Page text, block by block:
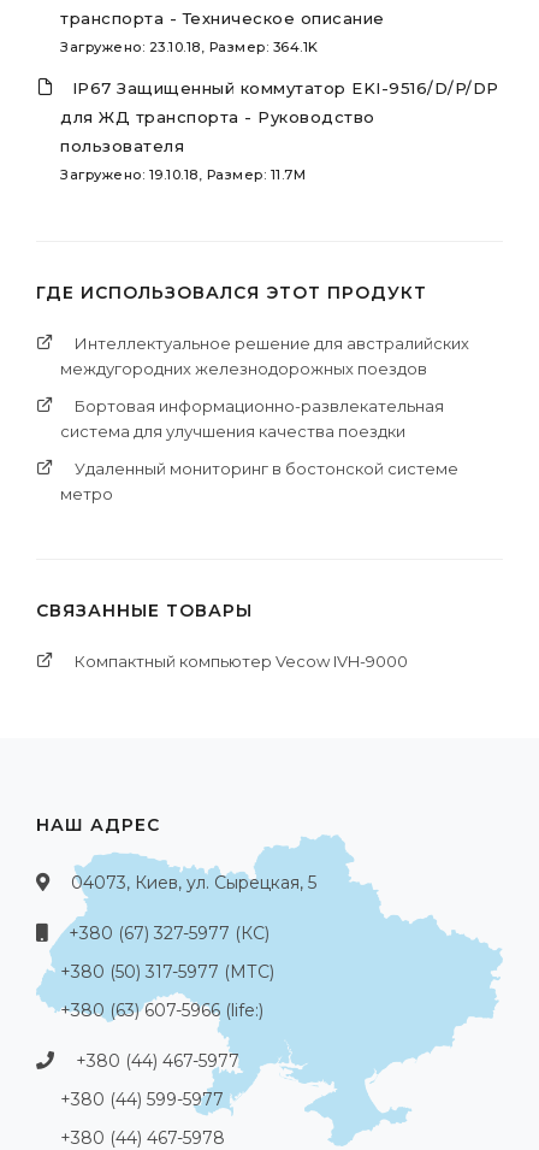
транспорта - Техническое описание
Загружено: 23.10.18, Размер: 364.1K
IP67 Защищенный коммутатор EKI-9516/D/P/DP
для ЖД транспорта - Руководство
пользователя
Загружено: 19.10.18, Размер: 11.7M
ГДЕ ИСПОЛЬЗОВАЛСЯ ЭТОТ ПРОДУКТ
Интеллектуальное решение для австралийских
междугородних железнодорожных поездов
Бортовая информационно-развлекательная
система для улучшения качества поездки
Удаленный мониторинг в бостонской системе
метро
СВЯЗАННЫЕ ТОВАРЫ
Компактный компьютер Vecow IVH-9000
НАШ АДРЕС
04073, Киев, ул. Сырецкая, 5
+380 (67) 327-5977 (КС)
+380 (50) 317-5977 (МТС)
+380 (63) 607-5966 (life:)
+380 (44) 467-5977
+380 (44) 599-5977
+380 (44) 467-5978